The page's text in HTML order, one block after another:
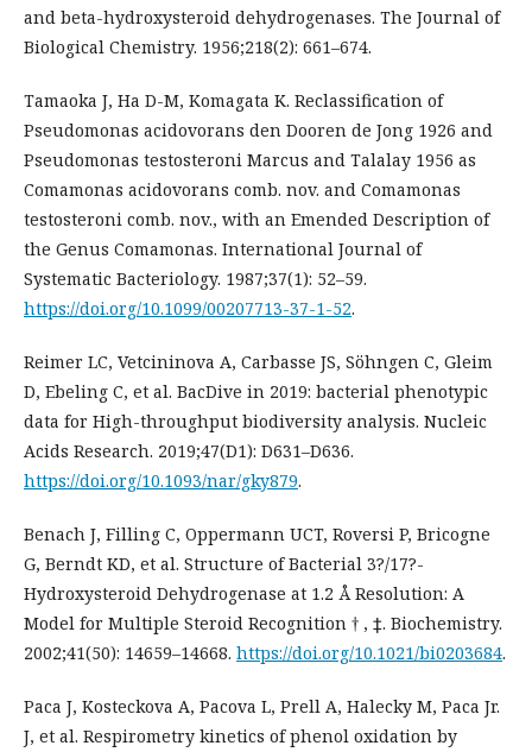
and beta-hydroxysteroid dehydrogenases. The Journal of
Biological Chemistry. 1956;218(2): 661–674.
Tamaoka J, Ha D-M, Komagata K. Reclassification of
Pseudomonas acidovorans den Dooren de Jong 1926 and
Pseudomonas testosteroni Marcus and Talalay 1956 as
Comamonas acidovorans comb. nov. and Comamonas
testosteroni comb. nov., with an Emended Description of
the Genus Comamonas. International Journal of
Systematic Bacteriology. 1987;37(1): 52–59.
https://doi.org/10.1099/00207713-37-1-52.
Reimer LC, Vetcininova A, Carbasse JS, Söhngen C, Gleim
D, Ebeling C, et al. BacDive in 2019: bacterial phenotypic
data for High-throughput biodiversity analysis. Nucleic
Acids Research. 2019;47(D1): D631–D636.
https://doi.org/10.1093/nar/gky879.
Benach J, Filling C, Oppermann UCT, Roversi P, Bricogne
G, Berndt KD, et al. Structure of Bacterial 3?/17?-
Hydroxysteroid Dehydrogenase at 1.2 Å Resolution: A
Model for Multiple Steroid Recognition † , ‡. Biochemistry.
2002;41(50): 14659–14668. https://doi.org/10.1021/bi0203684.
Paca J, Kosteckova A, Pacova L, Prell A, Halecky M, Paca Jr.
J, et al. Respirometry kinetics of phenol oxidation by